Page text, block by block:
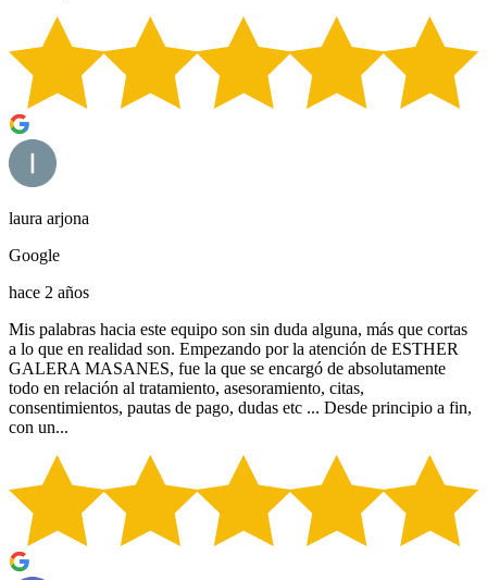
laura arjona
Google
hace 2 años
Mis palabras hacia este equipo son sin duda alguna, más que cortas
a lo que en realidad son. Empezando por la atención de ESTHER
GALERA MASANES, fue la que se encargó de absolutamente
todo en relación al tratamiento, asesoramiento, citas,
consentimientos, pautas de pago, dudas etc ... Desde principio a fin,
con un...